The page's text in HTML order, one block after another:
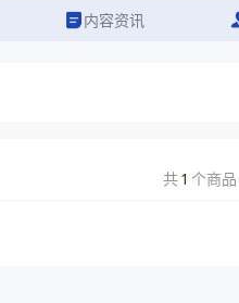
内容资讯
共1 个商品